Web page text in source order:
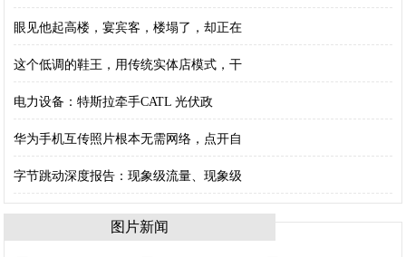
眼见他起高楼，宴宾客，楼塌了，却正在
这个低调的鞋王，用传统实体店模式，干
电力设备：特斯拉牵手CATL 光伏政
华为手机互传照片根本无需网络，点开自
字节跳动深度报告：现象级流量、现象级
图片新闻